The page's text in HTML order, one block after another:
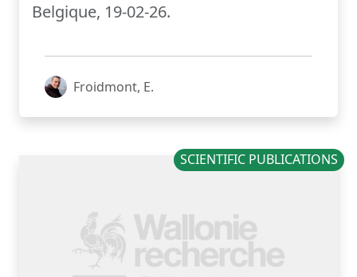
Belgique, 19-02-26.
Froidmont, E.
SCIENTIFIC PUBLICATIONS